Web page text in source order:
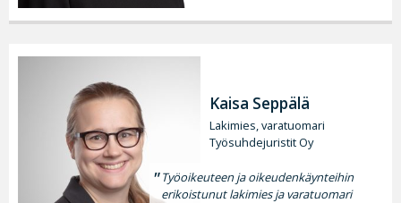
Kaisa Seppälä
Lakimies, varatuomari
Työsuhdejuristit Oy
Työoikeuteen ja oikeudenkäynteihin
erikoistunut lakimies ja varatuomari